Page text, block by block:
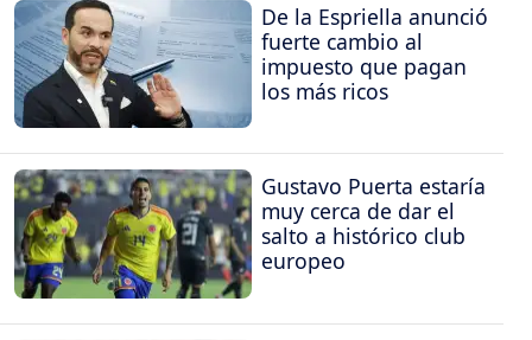
De la Espriella anunció
fuerte cambio al
impuesto que pagan
los más ricos
Gustavo Puerta estaría
muy cerca de dar el
salto a histórico club
europeo